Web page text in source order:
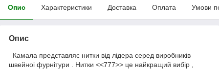
Опис Характеристики Доставка Оплата Умови
Опис
Камала представляє нитки від лідера серед виробників
швейноі фурнітури . Нитки <<777>> це найкращий вибір ,